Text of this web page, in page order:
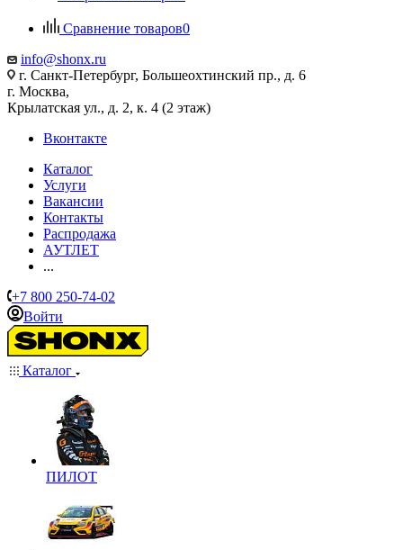
Сравнение товаров0
info@shonx.ru
г. Санкт-Петербург, Большеохтинский пр., д. 6
г. Москва,
Крылатская ул., д. 2, к. 4 (2 этаж)
Вконтакте
Каталог
Услуги
Вакансии
Контакты
Распродажа
АУТЛЕТ
...
+7 800 250-74-02
Войти
Каталог
ПИЛОТ